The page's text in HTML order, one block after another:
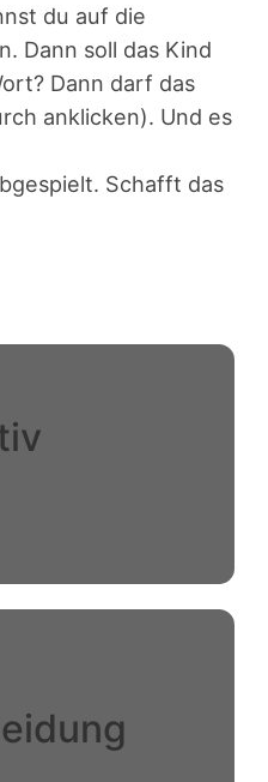
du auf die
Dann soll das Kind
Dann darf das
anklicken). Und es
Schafft das